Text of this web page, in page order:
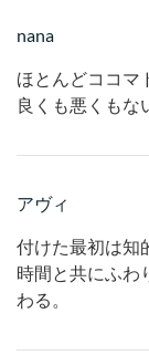
nana
ほとんどココマ
良くも悪くもな
アヴィ
付けた最初は知
時間と共にふわ
わる。